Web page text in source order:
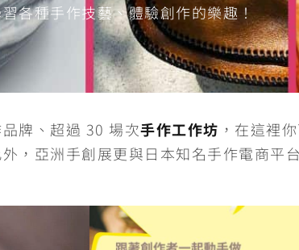
各種手作技藝、體驗創作的樂趣！
牌、超過 30 場次手作工作坊 ，在這裡
，亞洲手創展更與日本知名手作電商平